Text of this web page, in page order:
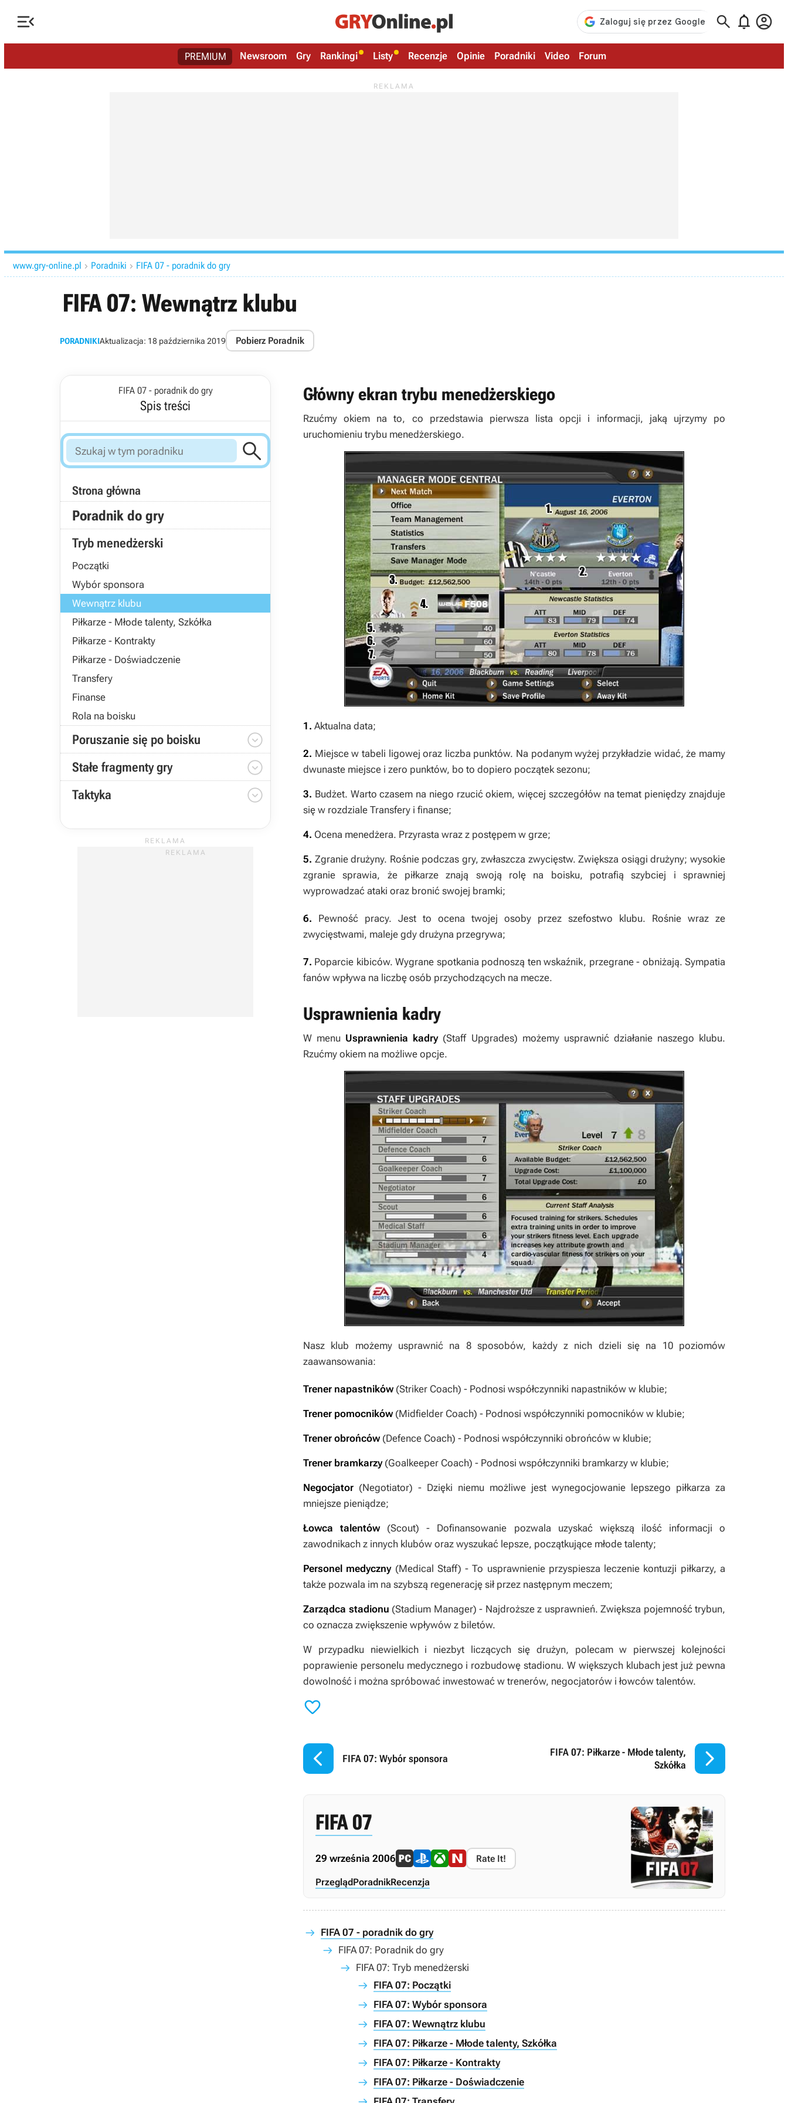
   
PREMIUM Newsroom Gry Rankingi Listy Recenzje Opinie Poradniki Video Forum
www.gry-online.pl  Poradniki  FIFA 07 - poradnik do gry
FIFA 07: Wewnątrz klubu
PORADNIKIAktualizacja: 18 października 2019 Pobierz Poradnik
FIFA 07 - poradnik do gry
Spis treści

Strona główna
Poradnik do gry
Tryb menedżerski
Początki
Wybór sponsora
Wewnątrz klubu
Piłkarze - Młode talenty, Szkółka
Piłkarze - Kontrakty
Piłkarze - Doświadczenie
Transfery
Finanse
Rola na boisku
Poruszanie się po boisku 
Stałe fragmenty gry 
Taktyka 
Główny ekran trybu menedżerskiego
Rzućmy okiem na to, co przedstawia pierwsza lista opcji i informacji, jaką ujrzymy po
uruchomieniu trybu menedżerskiego.
1. Aktualna data;
2. Miejsce w tabeli ligowej oraz liczba punktów. Na podanym wyżej przykładzie widać, że mamy
dwunaste miejsce i zero punktów, bo to dopiero początek sezonu;
3. Budżet. Warto czasem na niego rzucić okiem, więcej szczegółów na temat pieniędzy znajduje
się w rozdziale Transfery i finanse;
4. Ocena menedżera. Przyrasta wraz z postępem w grze;
5. Zgranie drużyny. Rośnie podczas gry, zwłaszcza zwycięstw. Zwiększa osiągi drużyny; wysokie
zgranie sprawia, że piłkarze znają swoją rolę na boisku, potrafią szybciej i sprawniej
wyprowadzać ataki oraz bronić swojej bramki;
6. Pewność pracy. Jest to ocena twojej osoby przez szefostwo klubu. Rośnie wraz ze
zwycięstwami, maleje gdy drużyna przegrywa;
7. Poparcie kibiców. Wygrane spotkania podnoszą ten wskaźnik, przegrane - obniżają. Sympatia
fanów wpływa na liczbę osób przychodzących na mecze.
Usprawnienia kadry
W menu Usprawnienia kadry(Staff Upgrades) możemy usprawnić działanie naszego klubu.
Rzućmy okiem na możliwe opcje.
Nasz klub możemy usprawnić na 8 sposobów, każdy z nich dzieli się na 10 poziomów
zaawansowania:
Trener napastników (Striker Coach) - Podnosi współczynniki napastników w klubie;
Trener pomocników (Midfielder Coach) - Podnosi współczynniki pomocników w klubie;
Trener obrońców (Defence Coach) - Podnosi współczynniki obrońców w klubie;
Trener bramkarzy (Goalkeeper Coach) - Podnosi współczynniki bramkarzy w klubie;
Negocjator (Negotiator) - Dzięki niemu możliwe jest wynegocjowanie lepszego piłkarza za
mniejsze pieniądze;
Łowca talentów (Scout) - Dofinansowanie pozwala uzyskać większą ilość informacji o
zawodnikach z innych klubów oraz wyszukać lepsze, początkujące młode talenty;
Personel medyczny (Medical Staff) - To usprawnienie przyspiesza leczenie kontuzji piłkarzy, a
także pozwala im na szybszą regenerację sił przez następnym meczem;
Zarządca stadionu (Stadium Manager) - Najdroższe z usprawnień. Zwiększa pojemność trybun,
co oznacza zwiększenie wpływów z biletów.
W przypadku niewielkich i niezbyt liczących się drużyn, polecam w pierwszej kolejności
poprawienie personelu medycznego i rozbudowę stadionu. W większych klubach jest już pewna
dowolność i można spróbować inwestować w trenerów, negocjatorów i łowców talentów.

 FIFA 07: Wybór sponsora
FIFA 07: Piłkarze - Młode talenty,
Szkółka

FIFA 07
29 września 2006 Rate It!
PrzeglądPoradnikRecenzja
FIFA 07 - poradnik do gry
FIFA 07: Poradnik do gry
FIFA 07: Tryb menedżerski
FIFA 07: Początki
FIFA 07: Wybór sponsora
FIFA 07: Wewnątrz klubu
FIFA 07: Piłkarze - Młode talenty, Szkółka
FIFA 07: Piłkarze - Kontrakty
FIFA 07: Piłkarze - Doświadczenie